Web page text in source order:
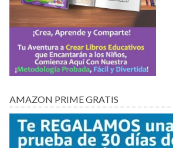
AMAZON PRIME GRATIS